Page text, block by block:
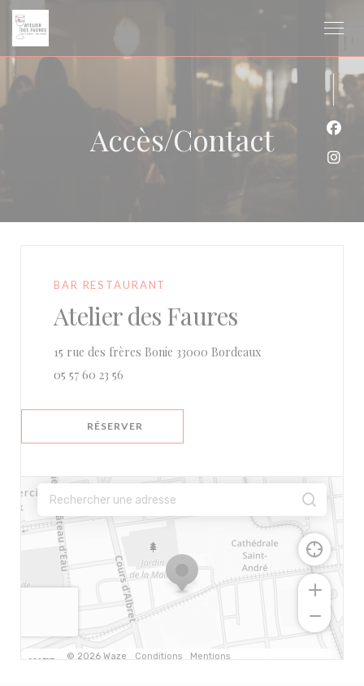
Personnalisation de vos choix en matière de cookies
Accès/Contact
BAR RESTAURANT
Atelier des Faures
15 rue des frères Bonie 33000 Bordeaux((ouvre une
05 57 60 23 56
RÉSERVER